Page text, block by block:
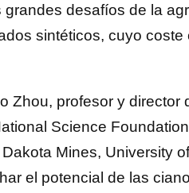
desafíos de la
sintéticos, cuyo
Zhou, profesor y
Science
Mines, University
el potencial de las